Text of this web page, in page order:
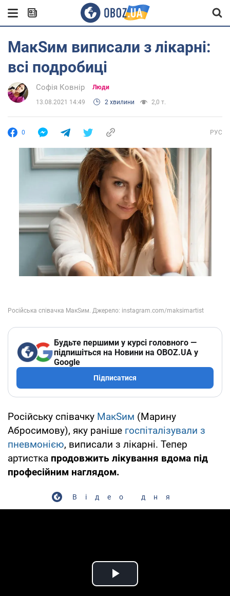
МакSим виписали з лікарні:
всі подробиці
Софія Ковнір Люди
13.08.2021 14:49 2 хвилини 2,0 т.
0 РУС
Будьте першими у курсі головного —
підпишіться на Новини на OBOZ.UA у
Google
Підписатися
Російську співачку МакSим (Марину
Абросимову), яку раніше госпіталізували з
пневмонією, виписали з лікарні. Тепер
артистка продовжить лікування вдома під
професійним наглядом.
Відео дня
Play Video